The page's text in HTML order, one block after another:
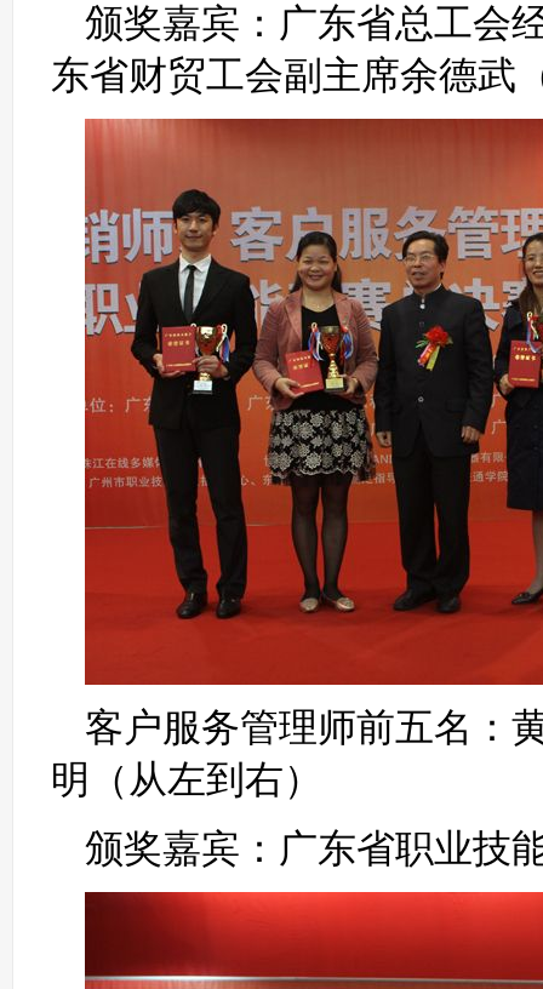
颁奖嘉宾：广东省总工会
东省财贸工会副主席余德武
客户服务管理师前五名：
明（从左到右）
颁奖嘉宾：广东省职业技